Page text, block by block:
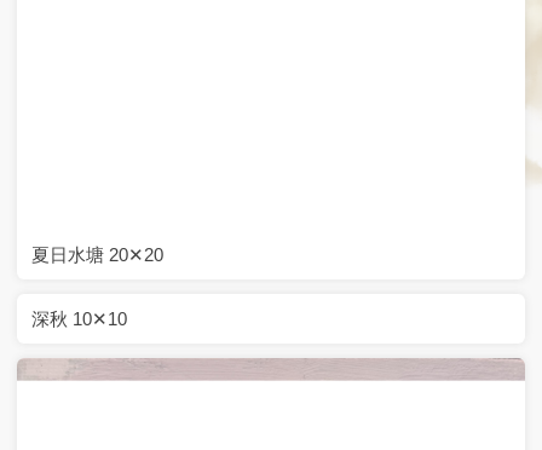
夏日水塘 20✕20